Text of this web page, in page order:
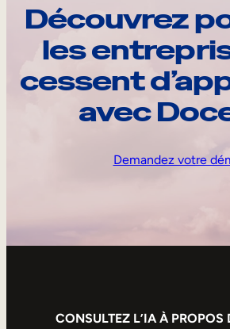
Découvrez
les
cessent
avec
Demandez votre
CONSULTEZ L’IA À PROPOS